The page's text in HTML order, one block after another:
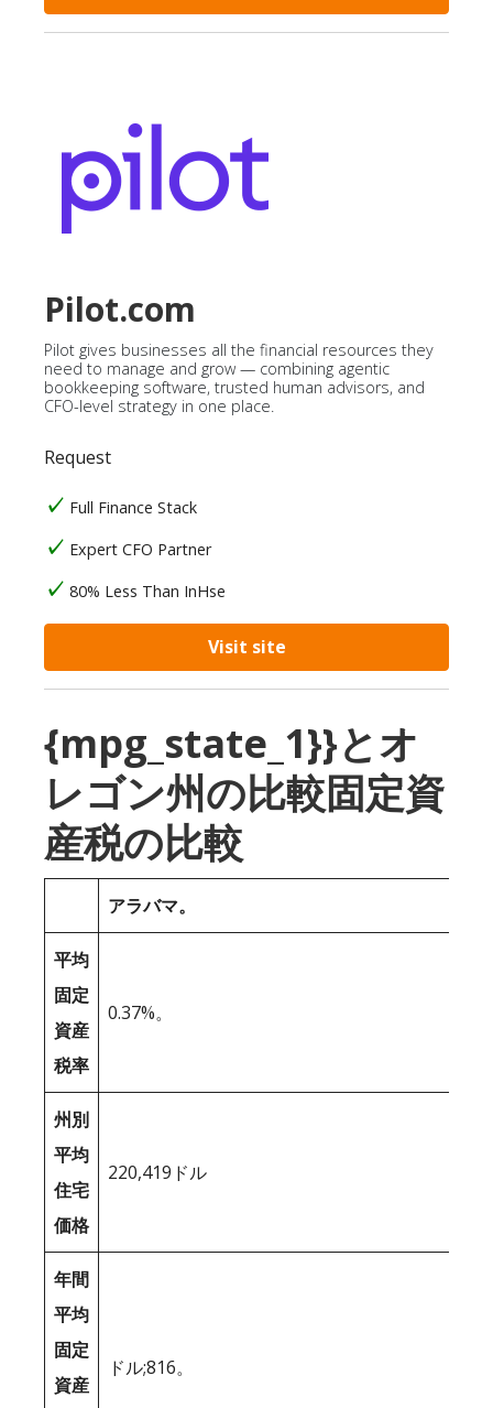
Pilot.com
Pilot gives businesses all the financial resources they
need to manage and grow — combining agentic
bookkeeping software, trusted human advisors, and
CFO-level strategy in one place.
Request
Full Finance Stack
Expert CFO Partner
80% Less Than InHse
Visit site
{mpg_state_1}}とオ
レゴン州の比較固定資
産税の比較
アラバマ。
平均
固定
資産
税率
0.37%。
州別
平均
住宅
価格
220,419ドル
年間
平均
固定
資産
ドル;816。